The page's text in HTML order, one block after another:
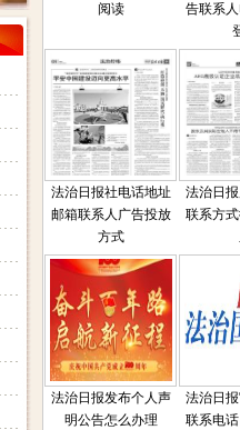
阅读
告联系
法治日报社电话地址
邮箱联系人广告投放
方式
法治日
联系方
法治日报发布个人声
明公告怎么办理
法治日
联系电